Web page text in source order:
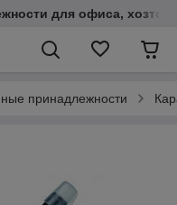
для офиса,
принадлежности